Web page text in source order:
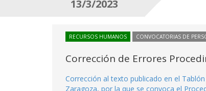
13/3/2023
RECURSOS HUMANOS CONVOCATORIAS DE
Corrección de Errores
Corrección al texto publicado en el
Zaragoza, por la que se convoca el